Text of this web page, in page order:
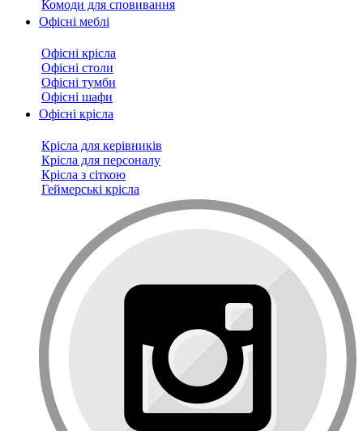
Комоди для сповивання
Офісні меблі
Офісні крісла
Офісні столи
Офісні тумби
Офісні шафи
Офісні крісла
Крісла для керівників
Крісла для персоналу
Крісла з сіткою
Геймерські крісла